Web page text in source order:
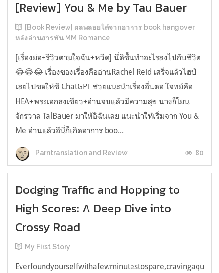
[Review] You & Me by Tau Bauer
[Book Review] ผลพลอยได้จากอาการ book hangover
หลังอ่านสารพัน MM Romance
[เรื่องย่อ+รีวิวตามใจฉัน+หวีด] นี่ดิชั้นทำอะไรลงไปกับชีวิต
😂😂😂 เรื่องของเรื่องคืออ่านRachel Reid เสร็จแล้วไฮป์
เลยไปขอให้ชี ChatGPT ช่วยแนะนำเรื่องอื่นต่อ โจทย์คือ
HEA+พระเอกธงเขียว+อ่านจบแล้วมีความสุข นางก็โยน
จักรวาล TalBauer มาให้อิฉันเลย แนะนำให้เริ่มจาก You &
Me อ่านแล้วอีนี่ก็เกิดอาการ boo...
Parntranslation and Review 80
Dodging Traffic and Hopping to
High Scores: A Deep Dive into
Crossy Road
My First Story